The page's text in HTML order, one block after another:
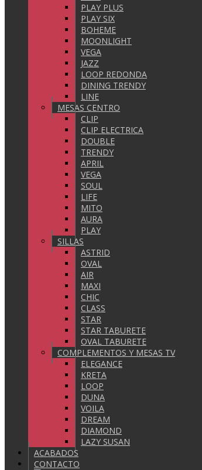
PLAY PLUS
PLAY SIX
BOHEME
MOONLIGHT
VEGA
JAZZ
LOOP REDONDA
DINING TRENDY
LINE
MESAS CENTRO
CLIP
CLIP ELECTRICA
DOUBLE
TRENDY
APRIL
VEGA
SOUL
LIFE
MITO
AURA
PLAY
SILLAS
ASTRID
OVAL
AIR
MAXI
CHIC
CLASS
STAR
STAR TABURETE
OVAL TABURETE
COMPLEMENTOS Y MESAS TV
ELEGANCE
KRETA
LOOP
DUNA
VOILA
DREAM
DIAMOND
LAZY SUSAN
ACABADOS
CONTACTO